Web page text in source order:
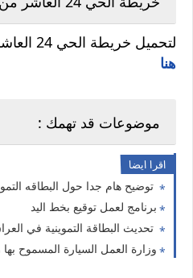
لتحميل خريطة الحي 24 العاشر من رمضان pdf
هنا
موضوعات قد تهمك :
اقرا ايضا
توضيح هام جدا حول البطاقه
برنامج لعمل توقيع بخط اليد
تحديث البطاقة التموينية في
وزارة العمل السيارة المسموح